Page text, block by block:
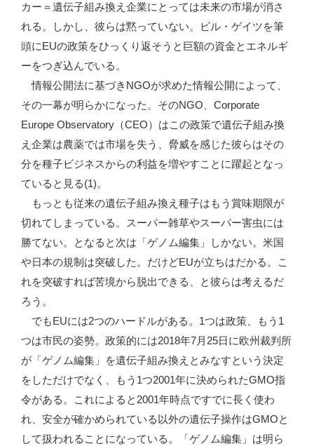
カー＝遺伝子組み換え企業にとっては未来の市場が消さ
れる。しかし、彼らは黙っていない。ビル・ゲイツを筆
頭にEUの政策をひっくり返そうと巨額の資金とエネルギ
ーをつぎ込んでいる。
情報公開法に基づきNGOが求めた情報公開によって、
その一幕が明らかになった。そのNGO、Corporate
Europe Observatory（CEO）はこの政策で遺伝子組み換
え企業は農薬では市場を失う、脅威を感じた彼らはその
分を種子ビジネスからの利益を増やすことに躍起となっ
ていると見る(1)。
もっとも従来の遺伝子組み換え種子はもう賞味期限が
切れてしまっている。スーパー雑草やスーパー害虫には
勝てない。となると次は「ゲノム編集」しかない。米国
や日本の規制は突破した。だけどEUが立ちはだかる。こ
れを突破すれば苦境から脱出できる、と彼らは考えるだ
ろう。
でもEUには2つのハードルがある。1つは政策、もう1
つは市民の姿勢。政策的には2018年7月25日に欧州裁判所
が「ゲノム編集」を遺伝子組み換えとみなすという決定
をしただけでなく、もう1つ2001年に決められたGMO指
令がある。これによると2001年時点ですでに長く使わ
れ、安全が確かめられている以外の遺伝子操作はGMOと
して扱われることになっている。「ゲノム編集」は明ら